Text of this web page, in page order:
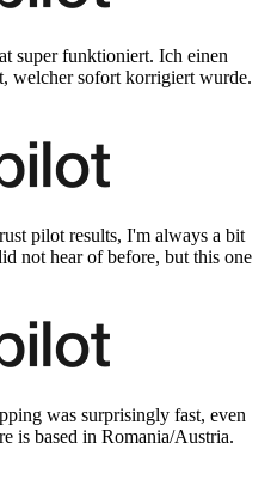
super funktioniert. Ich einen
welcher sofort korrigiert wurde.
pilot results, I'm always a bit
not hear of before, but this one
was surprisingly fast, even
is based in Romania/Austria.